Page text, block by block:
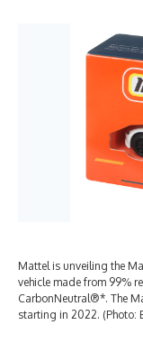
Mattel is unveiling the
vehicle made from 99%
CarbonNeutral®*. The
starting in 2022. (Photo: